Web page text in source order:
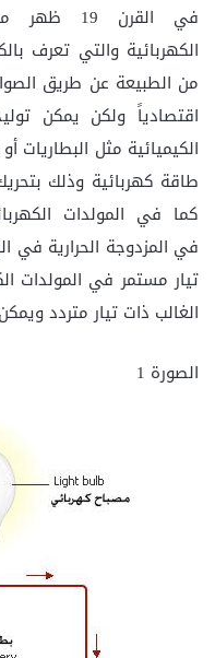
في
الكهربائية والتي تعرف
من الطبيعة عن طريق
اقتصادياً ولكن يمكن
الكيميائية مثل
طاقة كهربائية وذلك
كما في المولدات
في المزدوجة الحرارية في
تيار مستمر في المولدات
الغالب ذات تيار متردد
الصورة 1